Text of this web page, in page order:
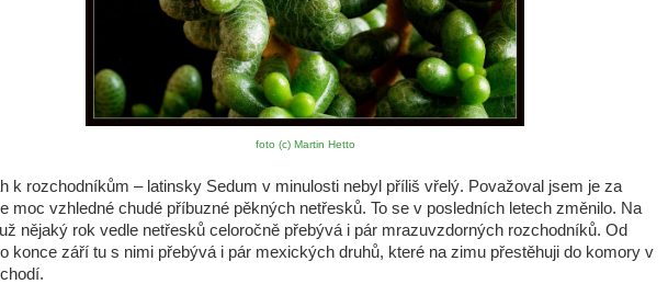
foto (c) Martin Hetto
k rozchodníkům – latinsky Sedum v minulosti nebyl příliš vřelý. Považoval jsem je za
moc vzhledné chudé příbuzné pěkných netřesků. To se v posledních letech změnilo. Na
nějaký rok vedle netřesků celoročně přebývá i pár mrazuvzdorných rozchodníků. Od
konce září tu s nimi přebývá i pár mexických druhů, které na zimu přestěhuji do komory v